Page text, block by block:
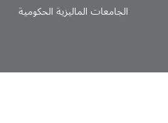
الجامعات المالیزیة الحکومیة